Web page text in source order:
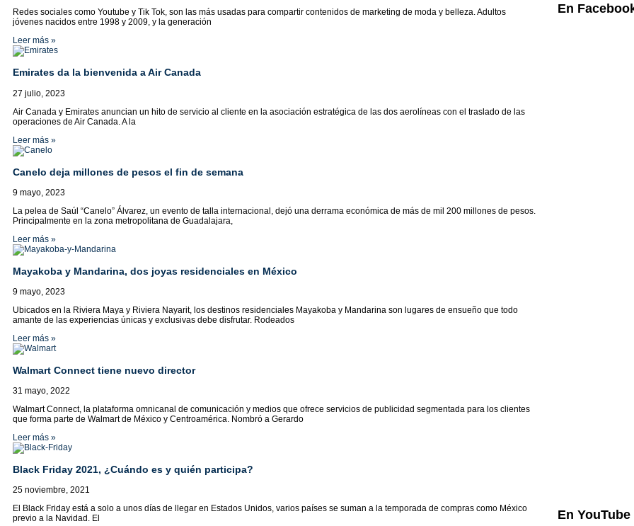
Redes sociales como Youtube y Tik Tok, son las más usadas para compartir contenidos de marketing de moda y belleza. Adultos
jóvenes nacidos entre 1998 y 2009, y la generación
Leer más »
Emirates da la bienvenida a Air Canada
27 julio, 2023
Air Canada y Emirates anuncian un hito de servicio al cliente en la asociación estratégica de las dos aerolíneas con el traslado de las
operaciones de Air Canada. A la
Leer más »
Canelo deja millones de pesos el fin de semana
9 mayo, 2023
La pelea de Saúl “Canelo” Álvarez, un evento de talla internacional, dejó una derrama económica de más de mil 200 millones de pesos.
Principalmente en la zona metropolitana de Guadalajara,
Leer más »
Mayakoba y Mandarina, dos joyas residenciales en México
9 mayo, 2023
Ubicados en la Riviera Maya y Riviera Nayarit, los destinos residenciales Mayakoba y Mandarina son lugares de ensueño que todo
amante de las experiencias únicas y exclusivas debe disfrutar. Rodeados
Leer más »
Walmart Connect tiene nuevo director
31 mayo, 2022
Walmart Connect, la plataforma omnicanal de comunicación y medios que ofrece servicios de publicidad segmentada para los clientes
que forma parte de Walmart de México y Centroamérica. Nombró a Gerardo
Leer más »
Black Friday 2021, ¿Cuándo es y quién participa?
25 noviembre, 2021
El Black Friday está a solo a unos días de llegar en Estados Unidos, varios países se suman a la temporada de compras como México
previo a la Navidad. El
En
En YouTube